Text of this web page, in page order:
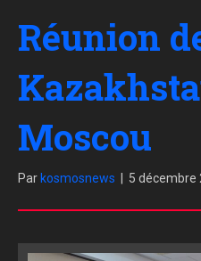
Réunion
Moscou
Par kosmosnews 5 décembre